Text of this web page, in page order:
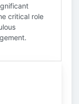
critical role